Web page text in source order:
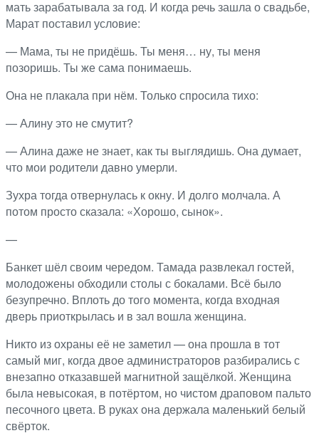
мать зарабатывала за год. И когда речь зашла о свадьбе,
Марат поставил условие:
— Мама, ты не придёшь. Ты меня… ну, ты меня
позоришь. Ты же сама понимаешь.
Она не плакала при нём. Только спросила тихо:
— Алину это не смутит?
— Алина даже не знает, как ты выглядишь. Она думает,
что мои родители давно умерли.
Зухра тогда отвернулась к окну. И долго молчала. А
потом просто сказала: «Хорошо, сынок».
—
Банкет шёл своим чередом. Тамада развлекал гостей,
молодожены обходили столы с бокалами. Всё было
безупречно. Вплоть до того момента, когда входная
дверь приоткрылась и в зал вошла женщина.
Никто из охраны её не заметил — она прошла в тот
самый миг, когда двое администраторов разбирались с
внезапно отказавшей магнитной защёлкой. Женщина
была невысокая, в потёртом, но чистом драповом пальто
песочного цвета. В руках она держала маленький белый
свёрток.